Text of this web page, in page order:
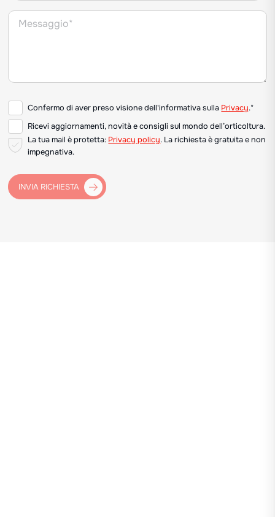
Confermo di aver preso visione dell'informativa sulla Privacy.*
Ricevi aggiornamenti, novità e consigli sul mondo dell’orticoltura.
La tua mail è protetta: Privacy policy. La richiesta è gratuita e non
impegnativa.
INVIA RICHIESTA